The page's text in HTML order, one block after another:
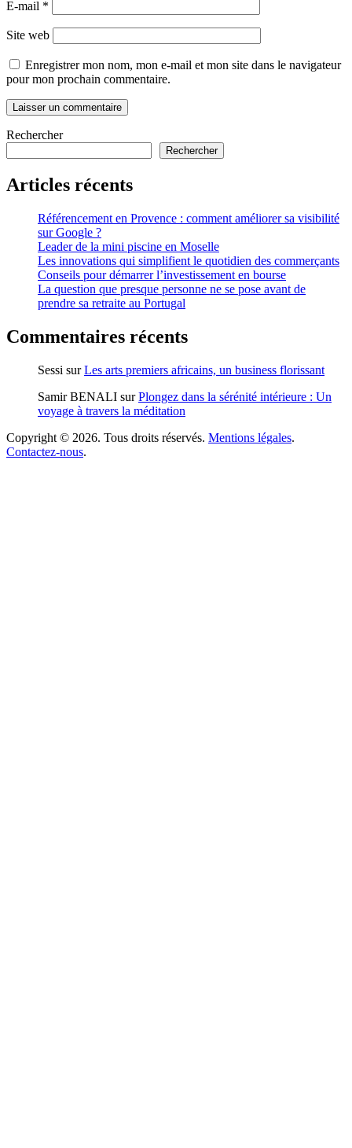
E-mail *
Site web
Enregistrer mon nom, mon e-mail et mon site dans le navigateur
pour mon prochain commentaire.
Rechercher
Rechercher
Articles récents
Référencement en Provence : comment améliorer sa visibilité
sur Google ?
Leader de la mini piscine en Moselle
Les innovations qui simplifient le quotidien des commerçants
Conseils pour démarrer l’investissement en bourse
La question que presque personne ne se pose avant de
prendre sa retraite au Portugal
Commentaires récents
Sessi surLes arts premiers africains, un business florissant
Samir BENALI surPlongez dans la sérénité intérieure : Un
voyage à travers la méditation
Copyright © 2026. Tous droits réservés. Mentions légales.
Contactez-nous.